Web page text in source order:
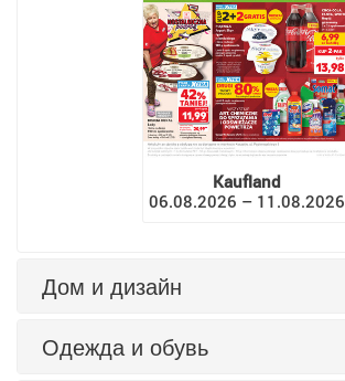
Kaufland
06.08.2026 – 11.08.2026
Дом и дизайн
Одежда и обувь